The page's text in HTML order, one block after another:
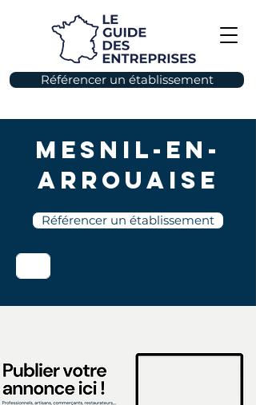
Référencer un établissement
Mesnil-en-
Arrouaise
Référencer un établissement